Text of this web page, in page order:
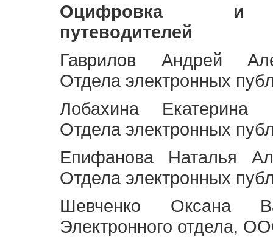
Оцифровка и
путеводителей
Гаврилов Андрей
Отдела электронных
Лобахина Екатерина
Отдела электронных
Епифанова Наталья
Отдела электронных
Шевченко Оксана
Электронного отдела,